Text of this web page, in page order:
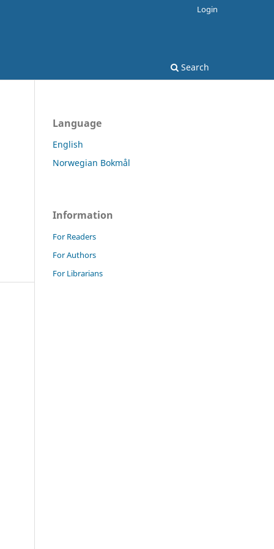
Search
Login
Language
English
Norwegian Bokmål
Information
For Readers
For Authors
For Librarians